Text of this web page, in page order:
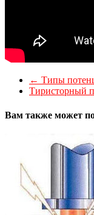
← Типы
Тиристорный
Вам также может